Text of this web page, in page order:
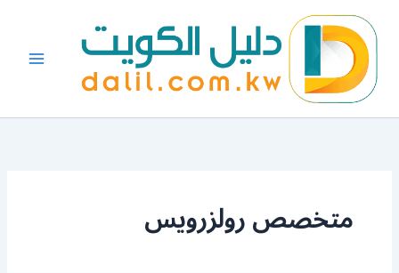
المحتوى
متخصص رولزرويس